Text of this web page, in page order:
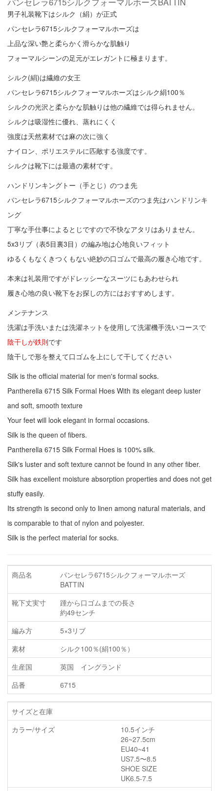
男子礼装靴下はシルク（絹）が正式
パンセレラ6715シルクフォーマルホーズは
上品な深い艶と柔らかく滑らかな肌触り
フォーマルシーンの足元がエレガントに極まります。
シルク(絹)は繊維の女王
パンセレラ6715シルクフォーマルホーズはシルク絹100％
シルクの光沢と柔らかな肌触りは他の繊維では得られません。
シルクは吸湿性に優れ、蒸れにくく
強度は天然素材では麻の次に強く
ナイロン、ポリエステルに匹敵する強度です。
シルクは靴下には最適の素材です。
ハンドリンキングトー（手とじ）のつま先
パンセレラ6715シルクフォーマルホーズのつま先はハンドリンキ
ング
丁寧な手仕事によるとじですので不快なアタリはありません。
5x3リブ（表5目裏3目）の編み地は心地良いフィット
ゆるくもなくきつくもない絶妙の口ゴムで最高の履き心地です。
本来は礼装用ですがドレッシーなスーツにもあわせられ
履き心地の良い靴下をお探しの方にはおすすめします。
メンテナンス
洗濯は手洗いまたは洗濯ネットを使用して洗濯機手洗いコースで
陰干しが鉄則です
陰干しで形を整えて口ゴムを上にして干してください
Silk is the official material for men's formal socks.
Pantherella 6715 Silk Formal Hoes With its elegant deep luster
and soft, smooth texture
Your feet will look elegant in formal occasions.
Silk is the queen of fibers.
Pantherella 6715 Silk Formal Hoes is 100% silk.
Silk's luster and soft texture cannot be found in any other fiber.
Silk has excellent moisture absorption properties and does not get
stuffy easily.
Its strength is second only to linen among natural materials, and
is comparable to that of nylon and polyester.
Silk is the perfect material for socks.
商品名
パンセレラ6715シルクフォーマルホーズ
BATTIN
靴下丈実寸
踵から口ゴムまでの長さ
約49センチ
編み方
5×3リブ
素材
シルク100％(絹100％）
生産国
英国 イングランド
品番
6715
サイズと在庫
カラー/サイズ
10.5インチ
26~27.5cm
EU40~41
US7.5〜8.5
SHOE SIZE
UK6.5-7.5